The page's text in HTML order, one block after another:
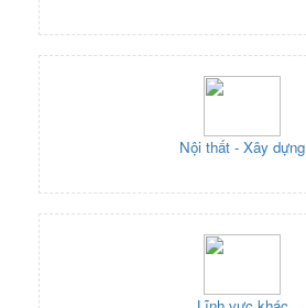
Nội thất - Xây dựng